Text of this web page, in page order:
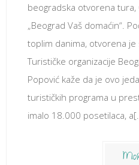
beogradska otvorena
„Beograd Vaš domaćin“.
toplim danima, otvorena
Turističke organizacije
Popović kaže da je ovo
turističkih programa u
imalo 18.000 posetilaca,